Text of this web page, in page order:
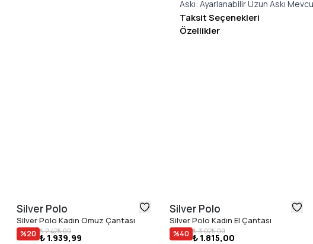
Askı: Ayarlanabilir Uzun Askı
Taksit Seçenekleri
Özellikler
Silver Polo
Silver Polo Kadın Omuz Çantası
%20 ₺ 2.425,00
₺ 1.939,99
Silver Polo
Silver Polo Kadın El Çantası
%40 ₺ 3.025,00
₺ 1.815,00